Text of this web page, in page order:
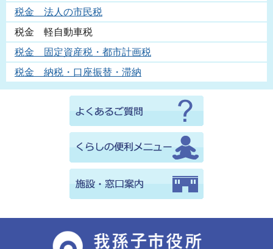
税金 法人の市民税
税金 軽自動車税
税金 固定資産税・都市計画税
税金 納税・口座振替・滞納